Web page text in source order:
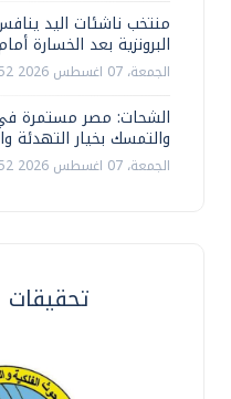
منتخب ناشئات اليد
البرونزية بعد الخسارة
الجمعة، 07 اغسطس 2026 11:52 م
الشحات: مصر مستمرة
والتمسك بخيار التهدئة
الجمعة، 07 اغسطس 2026 11:52 م
تحقيقات